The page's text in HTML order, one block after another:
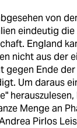
von
eindeutig
England
nicht aus der
gegen Ende
Um daraus
Menge an
Pirlos